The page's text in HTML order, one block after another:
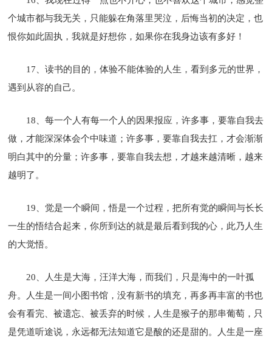
个城市都与我无关，只能躲在角落里哭泣，后悔当初的决定，也
恨你如此固执，我就是好想你，如果你在我身边该有多好！
17、读书的目的，体验不能体验的人生，看到多元的世界，
遇到从容的自己。
18、每一个人有每一个人的因果报应，许多事，要靠自我去
做，才能深深体会个中味道；许多事，要靠自我去扛，才会渐渐
明白其中的分量；许多事，要靠自我去想，才越来越清晰，越来
越明了。
19、觉是一个瞬间，悟是一个过程，把所有觉的瞬间与长长
一生的悟结合起来，你所到达的就是最后看到我的心，此乃人生
的大觉悟。
20、人生是大海，汪洋大海，而我们，只是海中的一叶孤
舟。人生是一间小图书馆，没有新书的填充，再多再丰富的书也
会有看完、被遗忘、被丢弃的时候，人生是猴子的那串葡萄，只
是凭道听途说，永远都无法知道它是酸的还是甜的。人生是一座